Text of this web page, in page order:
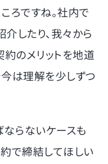
ろですね。社内で
したり、我々から
のメリットを地道
今は理解を少しずつ
らないケースも
で締結してほしい